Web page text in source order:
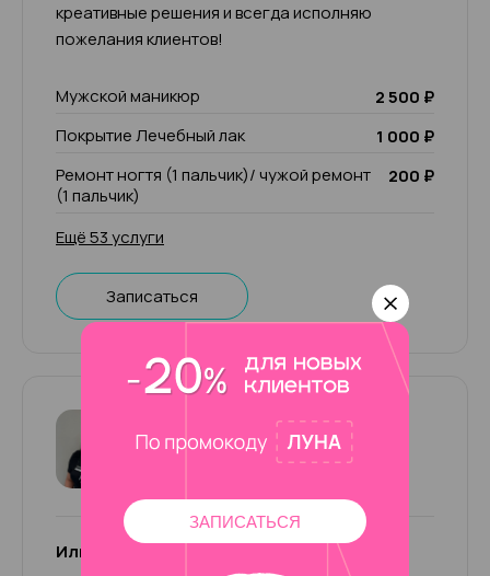
креативные решения и всегда исполняю
пожелания клиентов!
Мужской маникюр
2 500 ₽
Покрытие Лечебный лак
1 000 ₽
Ремонт ногтя (1 пальчик)/ чужой ремонт
(1 пальчик)
200 ₽
Ещё 53 услуги
Записаться
Ильмира (+500р к чеку)
4.95 281 отзыв
Ильмира (+500р к чеку)
ЗАПИСАТЬСЯ